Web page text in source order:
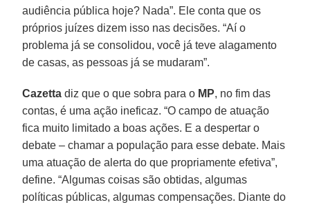
audiência pública hoje? Nada”. Ele conta que os
próprios juízes dizem isso nas decisões. “Aí o
problema já se consolidou, você já teve alagamento
de casas, as pessoas já se mudaram”.
Cazetta diz que o que sobra para o MP, no fim das
contas, é uma ação ineficaz. “O campo de atuação
fica muito limitado a boas ações. E a despertar o
debate – chamar a população para esse debate. Mais
uma atuação de alerta do que propriamente efetiva”,
define. “Algumas coisas são obtidas, algumas
políticas públicas, algumas compensações. Diante do